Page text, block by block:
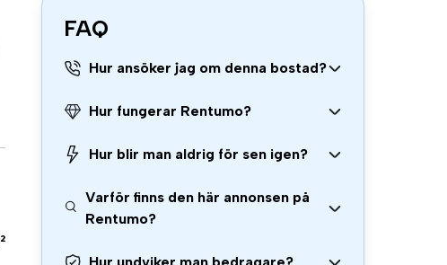
FAQ
Hur ansöker jag om denna bostad?
Hur fungerar Rentumo?
Hur blir man aldrig för sen igen?
Varför finns den här annonsen på
Rentumo?